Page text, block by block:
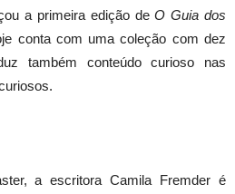
a primeira edição deO Guia dos
conta com uma coleção com dez
também conteúdo curioso nas
a escritora Camila Fremder é